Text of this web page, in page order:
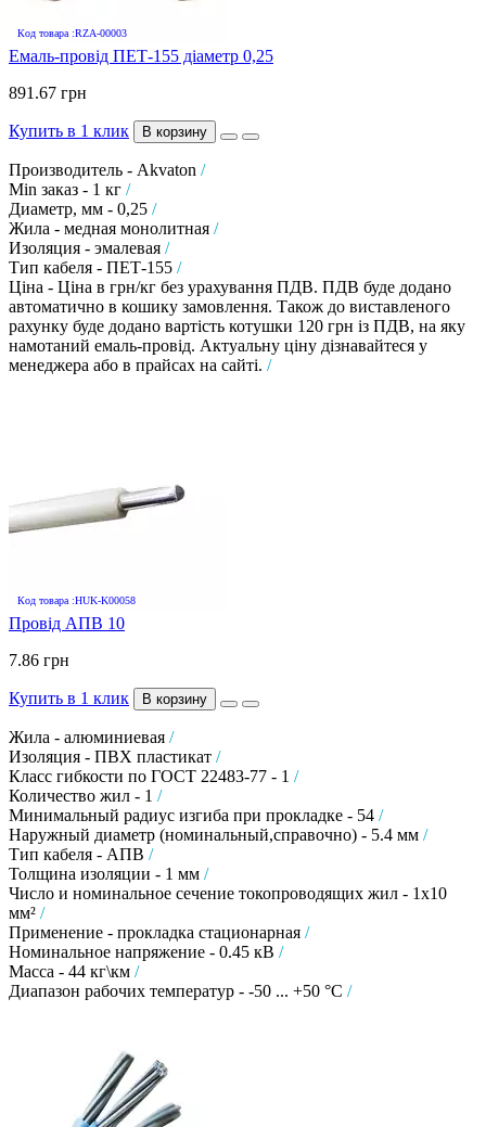
Код товара :RZA-00003
Емаль-провід ПЕТ-155 діаметр 0,25
891.67 грн
Купить в 1 клик В корзину
Производитель - Akvaton /
Min заказ - 1 кг /
Диаметр, мм - 0,25 /
Жила - медная монолитная /
Изоляция - эмалевая /
Тип кабеля - ПЕТ-155 /
Ціна - Ціна в грн/кг без урахування ПДВ. ПДВ буде додано
автоматично в кошику замовлення. Також до виставленого
рахунку буде додано вартість котушки 120 грн із ПДВ, на яку
намотаний емаль-провід. Актуальну ціну дізнавайтеся у
менеджера або в прайсах на сайті. /
Код товара :HUK-K00058
Провід АПВ 10
7.86 грн
Купить в 1 клик В корзину
Жила - алюминиевая /
Изоляция - ПВХ пластикат /
Класс гибкости по ГОСТ 22483-77 - 1 /
Количество жил - 1 /
Минимальный радиус изгиба при прокладке - 54 /
Наружный диаметр (номинальный,справочно) - 5.4 мм /
Тип кабеля - АПВ /
Толщина изоляции - 1 мм /
Число и номинальное сечение токопроводящих жил - 1х10
мм² /
Применение - прокладка стационарная /
Номинальное напряжение - 0.45 кВ /
Масса - 44 кг\км /
Диапазон рабочих температур - -50 ... +50 °C /